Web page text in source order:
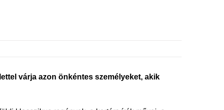
várja azon önkéntes személyeket, akik